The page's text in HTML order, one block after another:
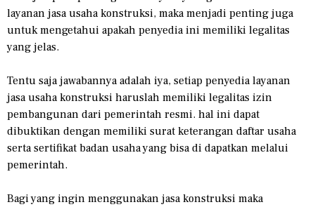
layanan jasa usaha konstruksi, maka menjadi penting juga
untuk mengetahui apakah penyedia ini memiliki legalitas
yang jelas.
Tentu saja jawabannya adalah iya, setiap penyedia layanan
jasa usaha konstruksi haruslah memiliki legalitas izin
pembangunan dari pemerintah resmi. hal ini dapat
dibuktikan dengan memiliki surat keterangan daftar usaha
serta sertifikat badan usaha yang bisa di dapatkan melalui
pemerintah.
Bagi yang ingin menggunakan jasa konstruksi maka